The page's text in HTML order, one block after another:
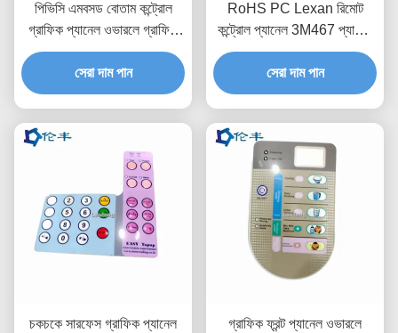
পিভিসি এমবসড বোতাম কন্ট্রোল
গ্রাফিক প্যানেল ওভারলে গ্রাফিক
পিইটি পিসি
সেরা দাম পান
RoHS PC Lexan রিমোট
কন্ট্রোল প্যানেল 3M467 প্যান্টোন
পলিকার্বোনেট গ্রাফিক ওভারলে
সেরা দাম পান
চকচকে সারফেস গ্রাফিক প্যানেল
গ্রাফিক ফ্রন্ট প্যানেল ওভারলে